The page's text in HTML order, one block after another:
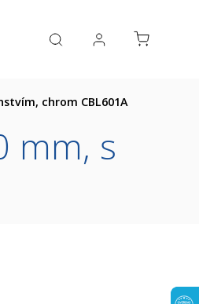
Návrh koupelny Reference
chrom CBL601A
mm, s